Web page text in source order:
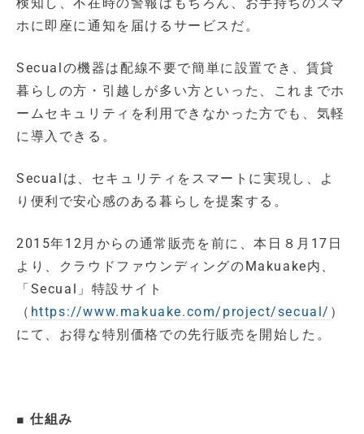
ホに即座に通知を届けるサービスだ。
Secualの機器は配線不要で簡単に設置でき、賃貸
暮らしの方・引越しが多い方といった、これまでホ
ームセキュリティを利用できなかった方でも、気軽
に導入できる。
Secualは、セキュリティをスマートに実現し、よ
り便利で安心感のある暮らしを提案する。
2015年12月からの通常販売を前に、本日８月17日
より、クラウドファウンディングのMakuake内、
「Secual」特設サイト
（ https://www.makuake.com/project/secual/ ）
にて、お得な特別価格での先行販売を開始した。
■ 仕組み